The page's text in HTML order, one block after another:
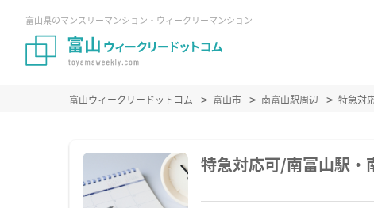
富山県のマンスリーマンション・ウィークリーマンション
富山ウィークリードットコム 富山市 南富山駅周辺 特急対
特急対応可/南富山駅・